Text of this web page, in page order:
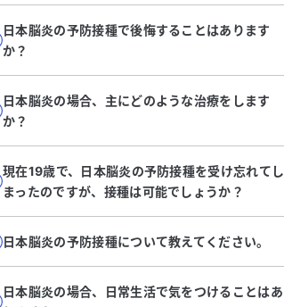
日本脳炎の予防接種で後悔することはあります
か？
日本脳炎の場合、主にどのような治療をします
か？
現在19歳で、日本脳炎の予防接種を受け忘れてし
まったのですが、接種は可能でしょうか？
日本脳炎の予防接種について教えてください。
日本脳炎の場合、日常生活で気をつけることはあ